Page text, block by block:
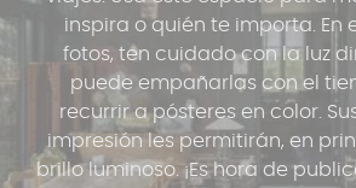
inspira o quién te importa. En
fotos, ten cuidado con la luz
puede empañarlas con el
recurrir a pósteres en color.
impresión les permitirán, en
brillo luminoso. ¡Es hora de